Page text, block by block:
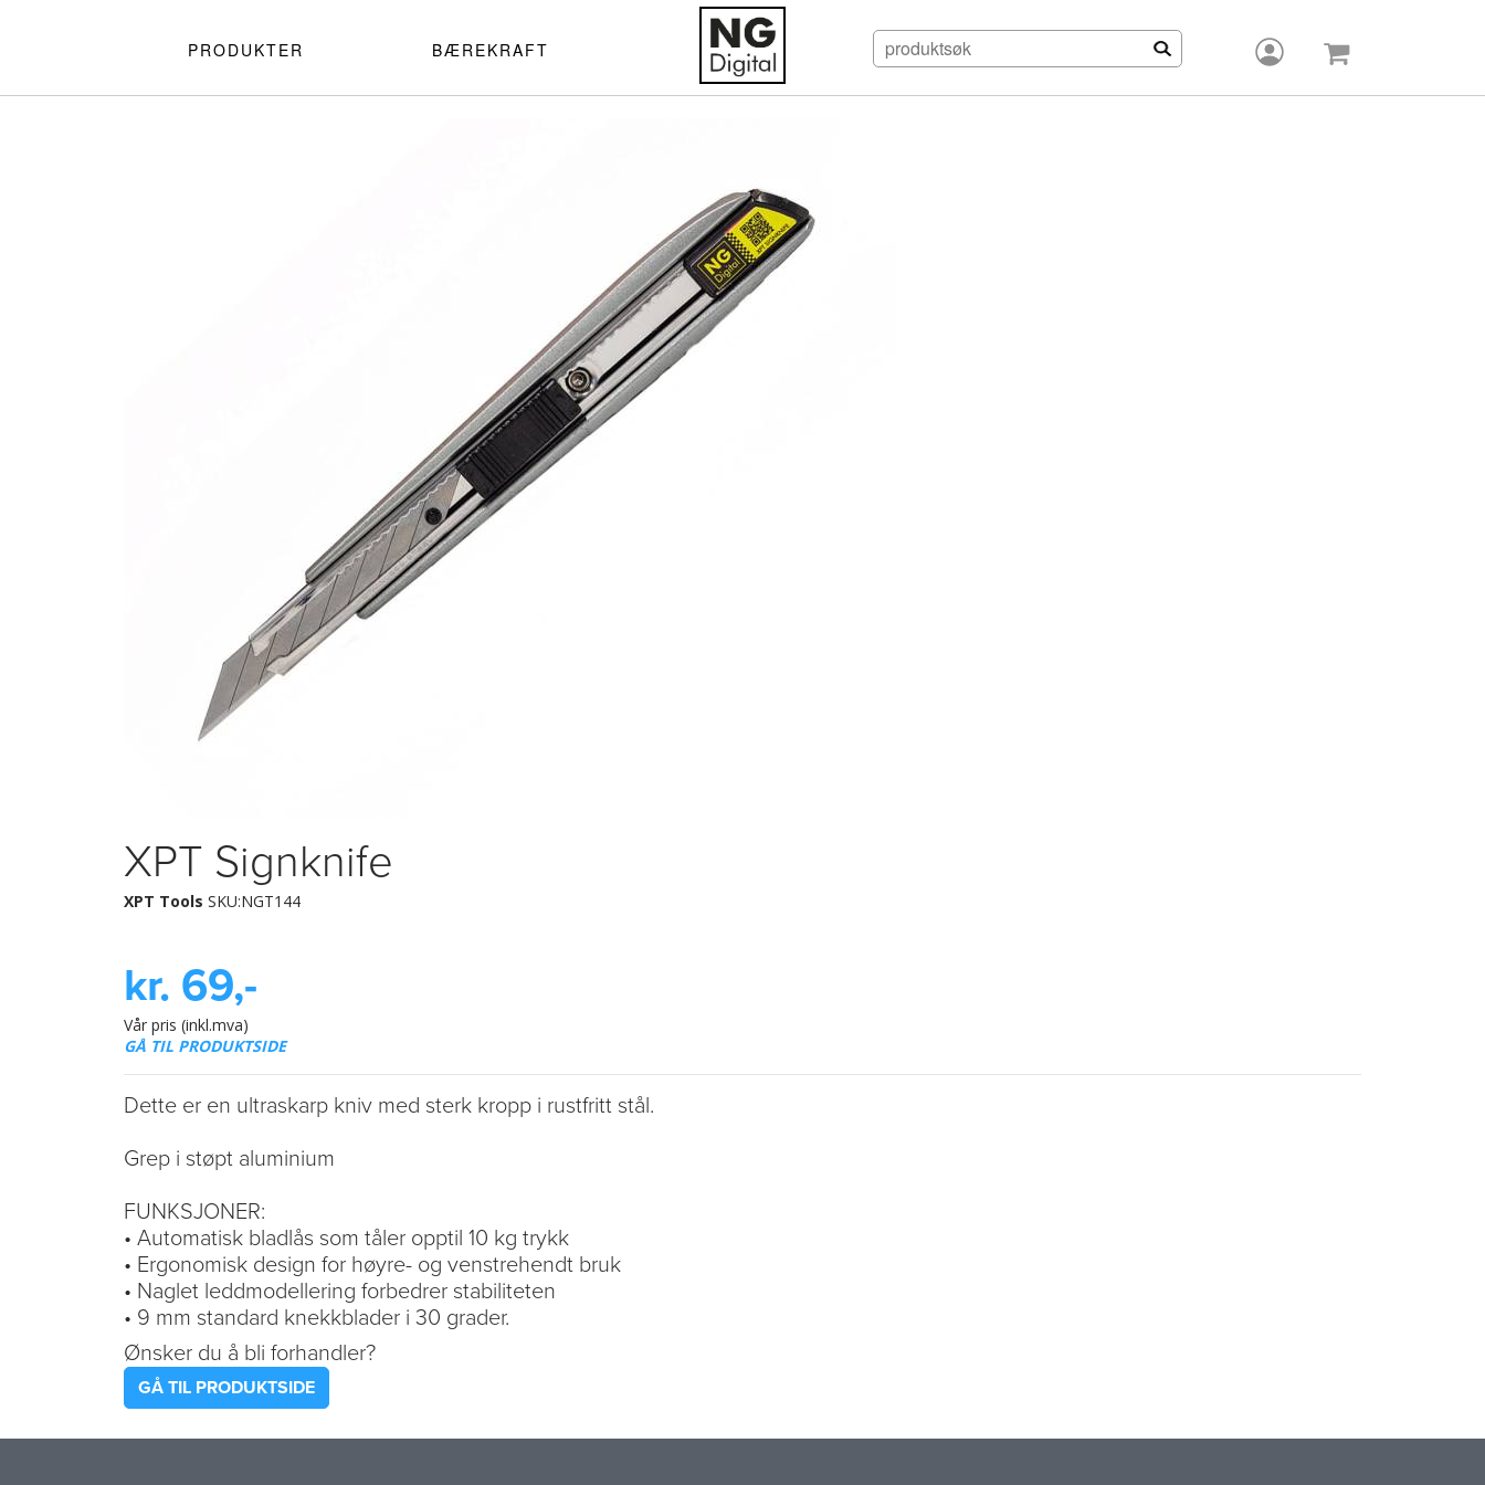
PRODUKTER BÆREKRAFT
XPT Signknife
XPT Tools SKU:NGT144
kr. 69,-
Vår pris (inkl.mva)
GÅ TIL PRODUKTSIDE
Dette er en ultraskarp kniv med sterk kropp i rustfritt stål.
Grep i støpt aluminium
FUNKSJONER:
• Automatisk bladlås som tåler opptil 10 kg trykk
• Ergonomisk design for høyre- og venstrehendt bruk
• Naglet leddmodellering forbedrer stabiliteten
• 9 mm standard knekkblader i 30 grader.
Ønsker du å bli forhandler?
GÅ TIL PRODUKTSIDE